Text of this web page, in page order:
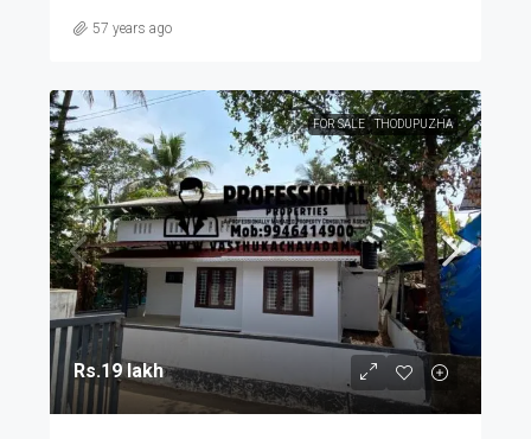
57 years ago
FOR SALE THODUPUZHA
Rs.19 lakh